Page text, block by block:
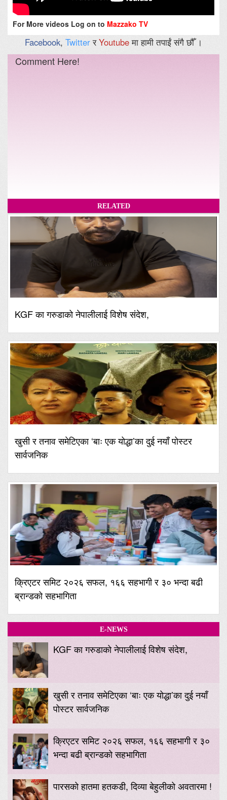
For More videos Log on to Mazzako TV
Facebook, TwitterरYoutubeमा हामी तपाईं संगै छौँ ।
Comment Here!
RELATED
KGF का गरुडाको नेपालीलाई विशेष संदेश,
खुसी र तनाव समेटिएका ‘बाः एक योद्धा’का दुई नयाँ पोस्टर
सार्वजनिक
क्रिएटर समिट २०२६ सफल, १६६ सहभागी र ३० भन्दा बढी
ब्रान्डको सहभागिता
E-NEWS
KGF का गरुडाको नेपालीलाई विशेष संदेश,
खुसी र तनाव समेटिएका ‘बाः एक योद्धा’का दुई नयाँ
पोस्टर सार्वजनिक
क्रिएटर समिट २०२६ सफल, १६६ सहभागी र ३०
भन्दा बढी ब्रान्डको सहभागिता
पारसको हातमा हतकडी, दिव्या बेहुलीको अवतारमा !